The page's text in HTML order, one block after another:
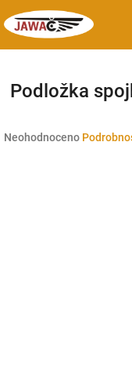
na
obsah
Podložka
Průměrné
Neohodnoceno